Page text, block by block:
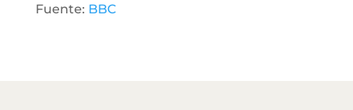
Fuente: BBC